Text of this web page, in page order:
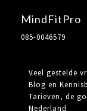
MindFitPro
085-0046579
Veel gestelde
Blog en
Tarieven, de
Nederland